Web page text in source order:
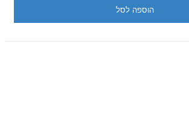
הוספה לסל